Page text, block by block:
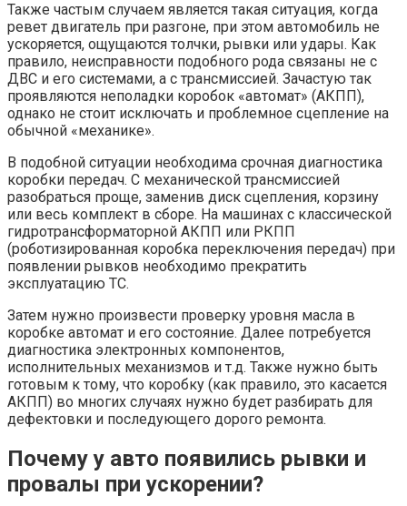
Также частым случаем является такая ситуация, когда
ревет двигатель при разгоне, при этом автомобиль не
ускоряется, ощущаются толчки, рывки или удары. Как
правило, неисправности подобного рода связаны не с
ДВС и его системами, а с трансмиссией. Зачастую так
проявляются неполадки коробок «автомат» (АКПП),
однако не стоит исключать и проблемное сцепление на
обычной «механике».
В подобной ситуации необходима срочная диагностика
коробки передач. С механической трансмиссией
разобраться проще, заменив диск сцепления, корзину
или весь комплект в сборе. На машинах с классической
гидротрансформаторной АКПП или РКПП
(роботизированная коробка переключения передач) при
появлении рывков необходимо прекратить
эксплуатацию ТС.
Затем нужно произвести проверку уровня масла в
коробке автомат и его состояние. Далее потребуется
диагностика электронных компонентов,
исполнительных механизмов и т.д. Также нужно быть
готовым к тому, что коробку (как правило, это касается
АКПП) во многих случаях нужно будет разбирать для
дефектовки и последующего дорого ремонта.
Почему у авто появились рывки и
провалы при ускорении?